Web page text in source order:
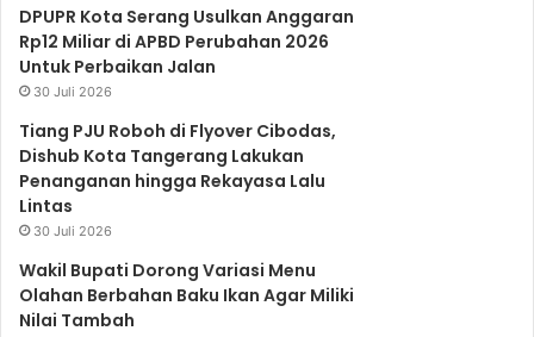
o
k
r
e
DPUPR Kota Serang Usulkan Anggaran
Rp12 Miliar di APBD Perubahan 2026
Untuk Perbaikan Jalan
30 Juli 2026
Tiang PJU Roboh di Flyover Cibodas,
Dishub Kota Tangerang Lakukan
Penanganan hingga Rekayasa Lalu
Lintas
30 Juli 2026
Wakil Bupati Dorong Variasi Menu
Olahan Berbahan Baku Ikan Agar Miliki
Nilai Tambah